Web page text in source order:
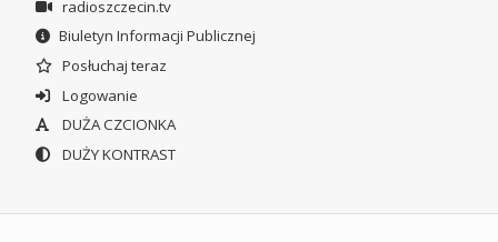
radioszczecin.tv
Biuletyn Informacji Publicznej
Posłuchaj teraz
Logowanie
DUŻA CZCIONKA
DUŻY KONTRAST